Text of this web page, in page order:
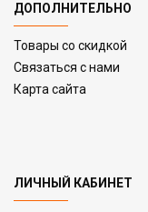
ДОПОЛНИТЕЛЬНО
Товары со скидкой
Связаться с нами
Карта сайта
ЛИЧНЫЙ КАБИНЕТ